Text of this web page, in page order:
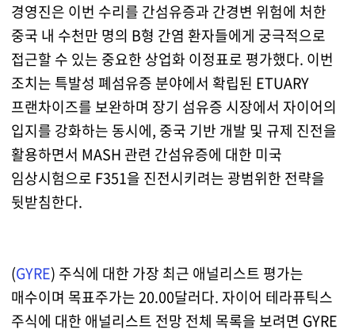
경영진은 이번 수리를 간섬유증과 간경변 위험에 처한
중국 내 수천만 명의 B형 간염 환자들에게 궁극적으로
접근할 수 있는 중요한 상업화 이정표로 평가했다. 이번
조치는 특발성 폐섬유증 분야에서 확립된 ETUARY
프랜차이즈를 보완하며 장기 섬유증 시장에서 자이어의
입지를 강화하는 동시에, 중국 기반 개발 및 규제 진전을
활용하면서 MASH 관련 간섬유증에 대한 미국
임상시험으로 F351을 진전시키려는 광범위한 전략을
뒷받침한다.
(GYRE) 주식에 대한 가장 최근 애널리스트 평가는
매수이며 목표주가는 20.00달러다. 자이어 테라퓨틱스
주식에 대한 애널리스트 전망 전체 목록을 보려면 GYRE